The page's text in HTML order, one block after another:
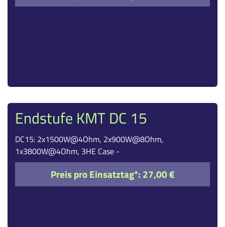
Endstufe KMT DC 15
DC15: 2x1500W@4Ohm, 2x900W@8Ohm,
1x3800W@4Ohm, 3HE Case -
Preis pro Einsatztag*: 27,00 €